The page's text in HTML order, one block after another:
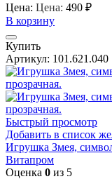
Цена: Цена: 490 ₽
В корзину
Купить
Артикул: 101.621.040
Быстрый просмотр
Добавить в список
Игрушка Змея,
Витапром
Оценка 0 из 5